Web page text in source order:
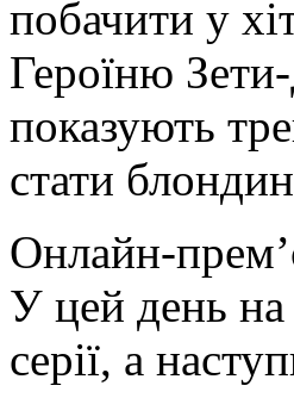
побачити у
Героїню
показують
стати
Онлайн-
У цей день на
серії, а